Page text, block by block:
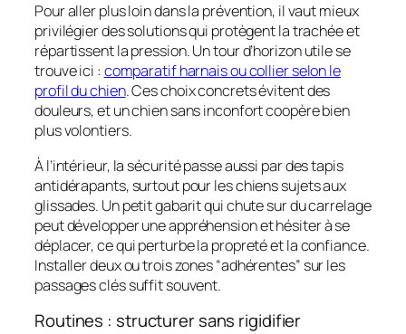
Pour aller plus loin dans la prévention, il vaut mieux
privilégier des solutions qui protègent la trachée et
répartissent la pression. Un tour d’horizon utile se
trouve ici : comparatif harnais ou collier selon le
profil du chien. Ces choix concrets évitent des
douleurs, et un chien sans inconfort coopère bien
plus volontiers.
À l’intérieur, la sécurité passe aussi par des tapis
antidérapants, surtout pour les chiens sujets aux
glissades. Un petit gabarit qui chute sur du carrelage
peut développer une appréhension et hésiter à se
déplacer, ce qui perturbe la propreté et la confiance.
Installer deux ou trois zones “adhérentes” sur les
passages clés suffit souvent.
Routines : structurer sans rigidifier